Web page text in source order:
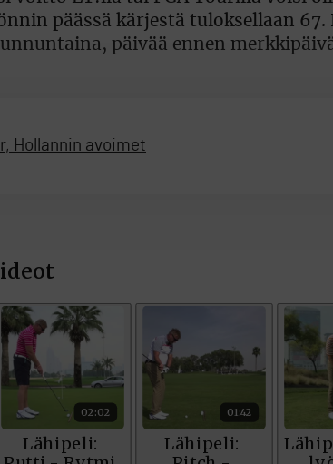
päässä kärjestä tuloksellaan
päivää ennen
Hollannin avoimet